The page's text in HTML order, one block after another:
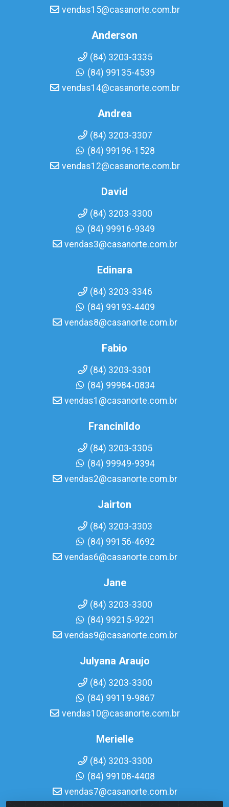
vendas15@casanorte.com.br
Anderson
(84) 3203-3335
(84) 99135-4539
vendas14@casanorte.com.br
Andrea
(84) 3203-3307
(84) 99196-1528
vendas12@casanorte.com.br
David
(84) 3203-3300
(84) 99916-9349
vendas3@casanorte.com.br
Edinara
(84) 3203-3346
(84) 99193-4409
vendas8@casanorte.com.br
Fabio
(84) 3203-3301
(84) 99984-0834
vendas1@casanorte.com.br
Francinildo
(84) 3203-3305
(84) 99949-9394
vendas2@casanorte.com.br
Jairton
(84) 3203-3303
(84) 99156-4692
vendas6@casanorte.com.br
Jane
(84) 3203-3300
(84) 99215-9221
vendas9@casanorte.com.br
Julyana Araujo
(84) 3203-3300
(84) 99119-9867
vendas10@casanorte.com.br
Merielle
(84) 3203-3300
(84) 99108-4408
vendas7@casanorte.com.br